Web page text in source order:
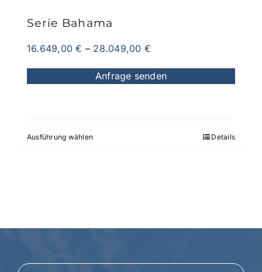
Serie Bahama
16.649,00€ – 28.049,00 €
Anfrage senden
Ausführung wählenDieses
können
Details